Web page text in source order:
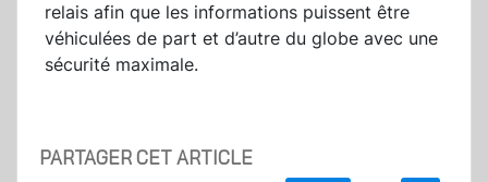
relais afin que les informations puissent être
véhiculées de part et d’autre du globe avec une
sécurité maximale.
PARTAGER CET ARTICLE